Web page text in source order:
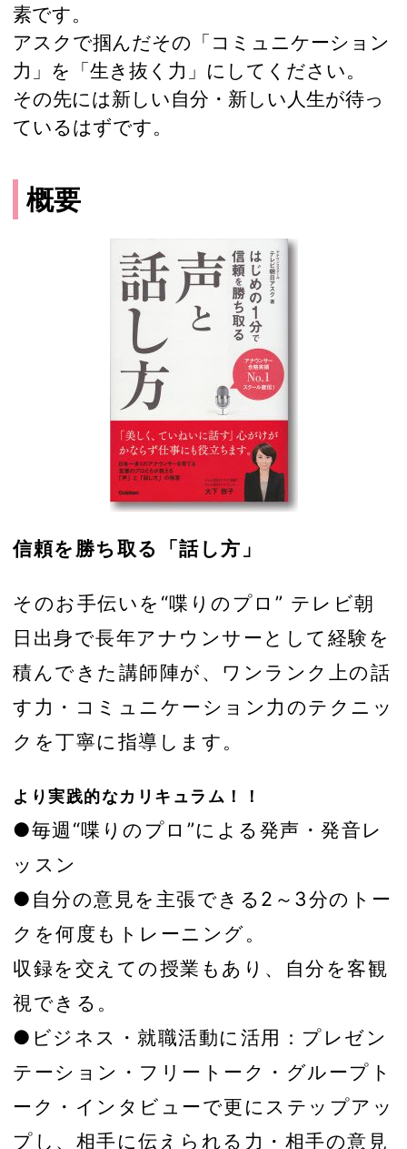
素です。
アスクで掴んだその「コミュニケーション
力」を「生き抜く力」にしてください。
その先には新しい自分・新しい人生が待っ
ているはずです。
概要
信頼を勝ち取る「話し方」
そのお手伝いを“喋りのプロ” テレビ朝
日出身で長年アナウンサーとして経験を
積んできた講師陣が、ワンランク上の話
す力・コミュニケーション力のテクニッ
クを丁寧に指導します。
より実践的なカリキュラム！！
●毎週“喋りのプロ”による発声・発音レ
ッスン
●自分の意見を主張できる2～3分のトー
クを何度もトレーニング。
収録を交えての授業もあり、自分を客観
視できる。
●ビジネス・就職活動に活用：プレゼン
テーション・フリートーク・グループト
ーク・インタビューで更にステップアッ
プし、相手に伝えられる力・相手の意見